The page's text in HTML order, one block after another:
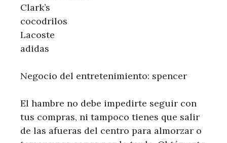
Clark’s
cocodrilos
Lacoste
adidas
Negocio del entretenimiento: spencer
El hambre no debe impedirte seguir con
tus compras, ni tampoco tienes que salir
de las afueras del centro para almorzar o